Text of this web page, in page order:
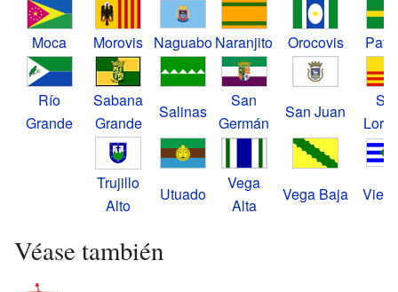
Moca Morovis NaguaboNaranjito Orocovis
Río
Grande
Sabana
Grande
Salinas
San
Germán
San Juan
Trujillo
Alto
Utuado
Vega
Alta
Vega Baja
Véase también